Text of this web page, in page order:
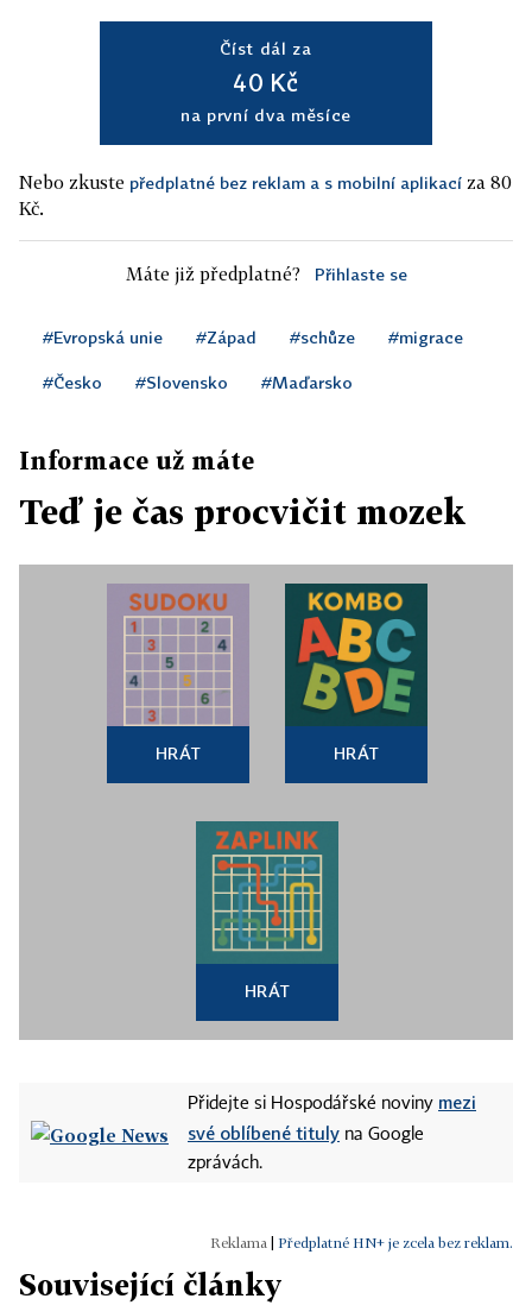
Číst dál za
40 Kč
na první dva měsíce
Nebo zkuste předplatné bez reklam a s mobilní aplikací za 80
Kč.
Máte již předplatné? Přihlaste se
#Evropská unie #Západ #schůze #migrace
#Česko #Slovensko #Maďarsko
Informace už máte
Teď je čas procvičit mozek
HRÁT HRÁT
HRÁT
Přidejte si Hospodářské noviny mezi
své oblíbené tituly na Google
zprávách.
Předplatné HN+ je zcela bez reklam.
Související články